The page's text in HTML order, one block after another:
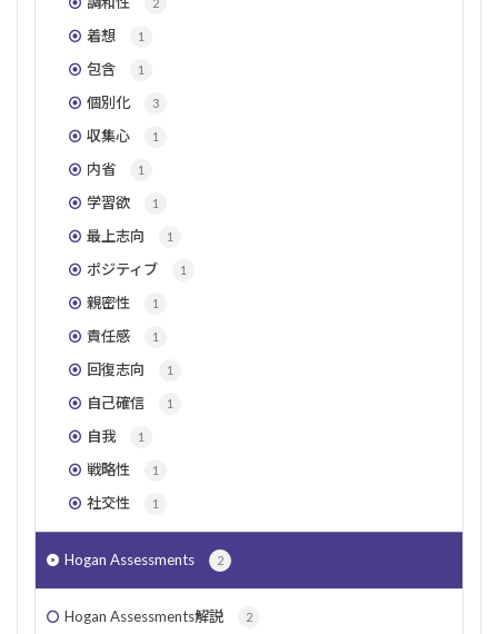
2
着想 1
包含 1
個別化 3
収集心 1
内省 1
学習欲 1
最上志向 1
ポジティブ 1
親密性 1
責任感 1
回復志向 1
自己確信 1
自我 1
戦略性 1
社交性 1
Hogan Assessments 2
Hogan Assessments解説 2